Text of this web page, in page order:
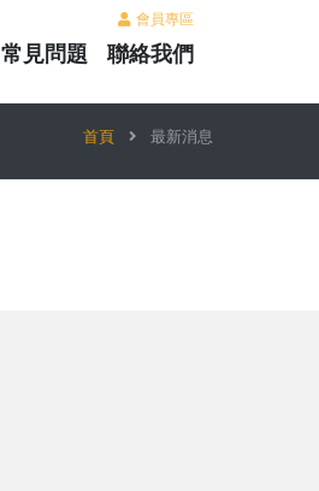
會員專區
常見問題 聯絡我們
首頁 最新消息